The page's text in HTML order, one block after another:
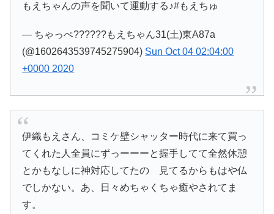
もえちゃんの声を聞いて運動する♪#もえちゅ
— ちゃっぺ??????もえちゃん31(土)東A87a
(@1602643539745275904) Sun Oct 04 02:04:00
+0000 2020
伊織もえさん、コミケ壁シャッター時代に来て買っ
てくれた人全員にずっーーーと握手してて全然休憩
とかもなしに神対応してたの 見てるからもはや仏
でしかない。あ、日々めちゃくちゃ癒やされてま
す。